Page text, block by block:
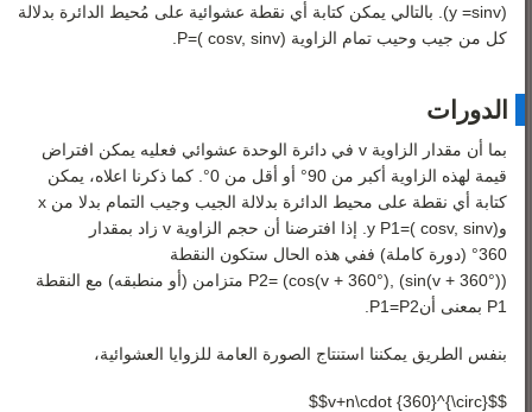
(
y =sinv
) . بالتالي يمكن كتابة أي نقطة عشوائية على مُحيط الدائرة بدلالة
كل من جيب وحيب تمام الزاوية
P=( cosv, sinv)
الدورات
بما أن مقدار الزاوية v في دائرة الوحدة عشوائي فعليه يمكن افتراض
قيمة لهذه الزاوية أكبر من 90
° أو أقل من 0
° . كما ذكرنا اعلاه، يمكن
كتابة أي نقطة على محيط الدائرة بدلالة الجيب وجيب التمام بدلا من x
و
y P1=( cosv, sinv) . إذا افترضنا أن حجم الزاوية v زاد بمقدار
360
° (دورة كاملة) ففي هذه الحال ستكون النقطة
P2= (cos(v + 360°) (sin(v + 360°))
متزامن (أو منطبقه) مع النقطة
P1 بمعنى أن P1=P2
بنفس الطريق يمكننا استنتاج الصورة العامة للزوايا العشوائية،
$$v+n\cdot {360}^{\circ}$$